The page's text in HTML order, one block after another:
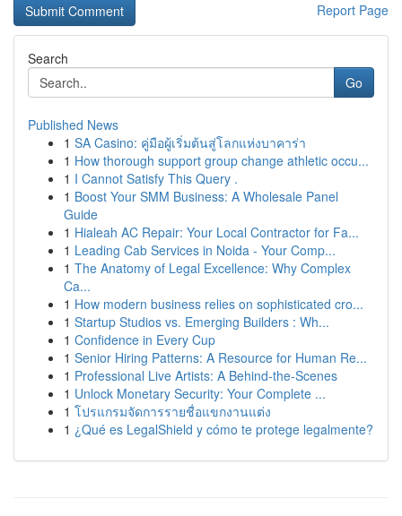
Report Page
Search
Go
Published News
1 SA Casino: คู่มือผู้เริ่มต้นสู่โลกแห่งบาคาร่า
1 How thorough support group change athletic occu...
1 I Cannot Satisfy This Query .
1 Boost Your SMM Business: A Wholesale Panel
Guide
1 Hialeah AC Repair: Your Local Contractor for Fa...
1 Leading Cab Services in Noida - Your Comp...
1 The Anatomy of Legal Excellence: Why Complex
Ca...
1 How modern business relies on sophisticated cro...
1 Startup Studios vs. Emerging Builders : Wh...
1 Confidence in Every Cup
1 Senior Hiring Patterns: A Resource for Human Re...
1 Professional Live Artists: A Behind-the-Scenes
1 Unlock Monetary Security: Your Complete ...
1 โปรแกรมจัดการรายชื่อแขกงานแต่ง
1 ¿Qué es LegalShield y cómo te protege legalmente?